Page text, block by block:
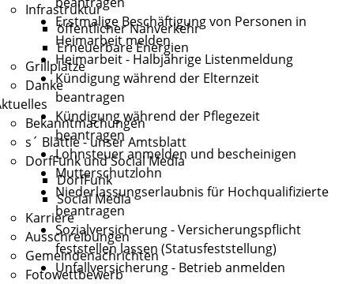
Infrastruktur
öffentlicher Nahverkehr
Erneuerbare Energien
Grillplätze
Danke
Bekanntmachungen
s´ Blättle - unser Amtsblatt
DorfFunk und Social Media
DorfFunk
Social Media
Karriere
Ausschreibungen
Gemeindenachrichten
Fotowettbewerb
Erstmalige Beschäftigung von Personen in
Heimarbeit melden
Heimarbeit - Halbjährige Listenmeldung
Kündigung während der Elternzeit
beantragen
Kündigung während der Pflegezeit
beantragen
Lohnsteuer anmelden und bescheinigen
Mutterschutzlohn
Niederlassungserlaubnis für Hochqualifizierte
beantragen
Sozialversicherung - Versicherungspflicht
feststellen lassen (Statusfeststellung)
Unfallversicherung - Betrieb anmelden